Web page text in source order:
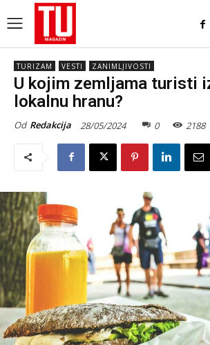
TURIZAM VESTI ZANIMLJIVOSTI
U kojim zemljama turisti
lokalnu hranu?
Od Redakcija 28/05/2024 0 2188